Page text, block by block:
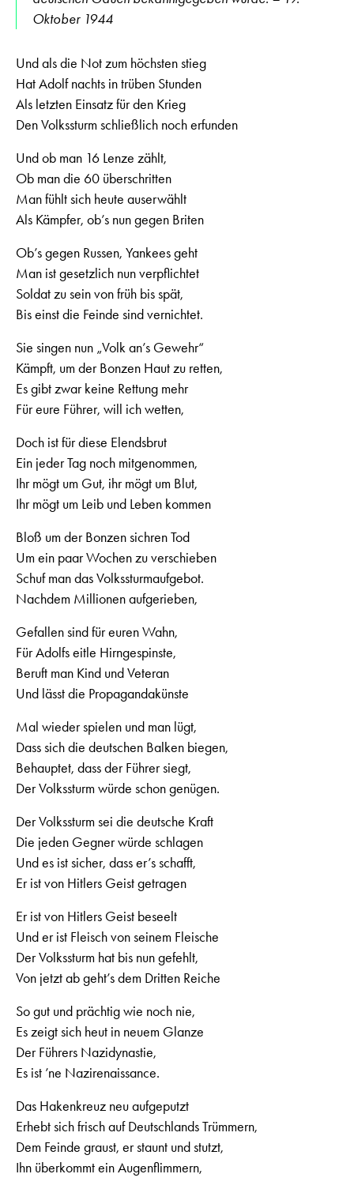
Oktober 1944
Und als die Not zum höchsten stieg
Hat Adolf nachts in trüben Stunden
Als letzten Einsatz für den Krieg
Den Volkssturm schließlich noch erfunden
Und ob man 16 Lenze zählt,
Ob man die 60 überschritten
Man fühlt sich heute auserwählt
Als Kämpfer, ob’s nun gegen Briten
Ob’s gegen Russen, Yankees geht
Man ist gesetzlich nun verpflichtet
Soldat zu sein von früh bis spät,
Bis einst die Feinde sind vernichtet.
Sie singen nun „Volk an’s Gewehr“
Kämpft, um der Bonzen Haut zu retten,
Es gibt zwar keine Rettung mehr
Für eure Führer, will ich wetten,
Doch ist für diese Elendsbrut
Ein jeder Tag noch mitgenommen,
Ihr mögt um Gut, ihr mögt um Blut,
Ihr mögt um Leib und Leben kommen
Bloß um der Bonzen sichren Tod
Um ein paar Wochen zu verschieben
Schuf man das Volkssturmaufgebot.
Nachdem Millionen aufgerieben,
Gefallen sind für euren Wahn,
Für Adolfs eitle Hirngespinste,
Beruft man Kind und Veteran
Und lässt die Propagandakünste
Mal wieder spielen und man lügt,
Dass sich die deutschen Balken biegen,
Behauptet, dass der Führer siegt,
Der Volkssturm würde schon genügen.
Der Volkssturm sei die deutsche Kraft
Die jeden Gegner würde schlagen
Und es ist sicher, dass er’s schafft,
Er ist von Hitlers Geist getragen
Er ist von Hitlers Geist beseelt
Und er ist Fleisch von seinem Fleische
Der Volkssturm hat bis nun gefehlt,
Von jetzt ab geht’s dem Dritten Reiche
So gut und prächtig wie noch nie,
Es zeigt sich heut in neuem Glanze
Der Führers Nazidynastie,
Es ist ’ne Nazirenaissance.
Das Hakenkreuz neu aufgeputzt
Erhebt sich frisch auf Deutschlands Trümmern,
Dem Feinde graust, er staunt und stutzt,
Ihn überkommt ein Augenflimmern,